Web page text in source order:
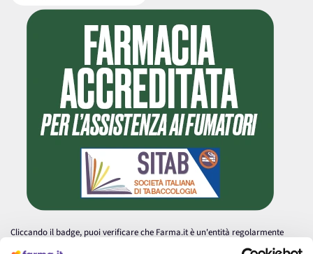
Cliccando il badge, puoi verificare che Farma.it è un'entità regolarmente
autorizzata dal Ministero della Salute a effettuare la vendita online di